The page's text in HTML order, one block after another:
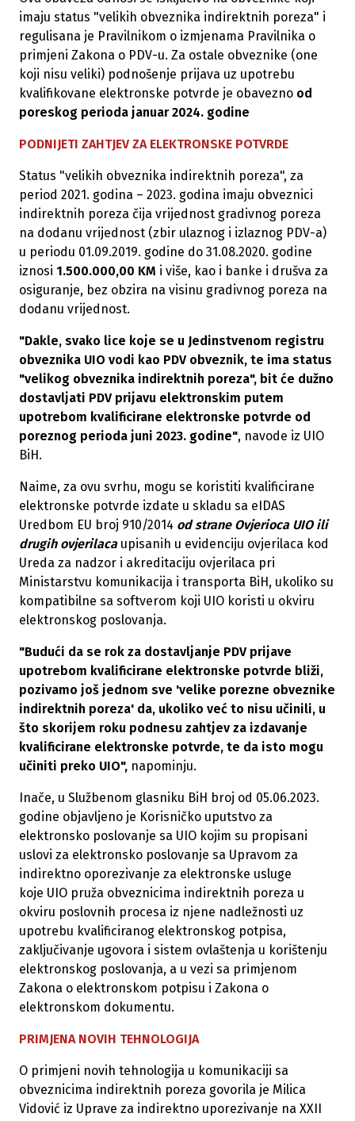
imaju status "velikih obveznika indirektnih poreza" i
regulisana je Pravilnikom o izmjenama Pravilnika o
primjeni Zakona o PDV-u. Za ostale obveznike (one
koji nisu veliki) podnošenje prijava uz upotrebu
kvalifikovane elektronske potvrde je obavezno od
poreskog perioda januar 2024. godine
PODNIJETI ZAHTJEV ZA ELEKTRONSKE POTVRDE
Status "velikih obveznika indirektnih poreza", za
period 2021. godina – 2023. godina imaju obveznici
indirektnih poreza čija vrijednost gradivnog poreza
na dodanu vrijednost (zbir ulaznog i izlaznog PDV-a)
u periodu 01.09.2019. godine do 31.08.2020. godine
iznosi 1.500.000,00 KM i više, kao i banke i drušva za
osiguranje, bez obzira na visinu gradivnog poreza na
dodanu vrijednost.
"Dakle, svako lice koje se u Jedinstvenom registru
obveznika UIO vodi kao PDV obveznik, te ima status
"velikog obveznika indirektnih poreza", bit će dužno
dostavljati PDV prijavu elektronskim putem
upotrebom kvalificirane elektronske potvrde od
poreznog perioda juni 2023. godine", navode iz UIO
BiH.
Naime, za ovu svrhu, mogu se koristiti kvalificirane
elektronske potvrde izdate u skladu sa eIDAS
Uredbom EU broj 910/2014 od strane Ovjerioca UIO ili
drugih ovjerilacaupisanih u evidenciju ovjerilaca kod
Ureda za nadzor i akreditaciju ovjerilaca pri
Ministarstvu komunikacija i transporta BiH, ukoliko su
kompatibilne sa softverom koji UIO koristi u okviru
elektronskog poslovanja.
"Budući da se rok za dostavljanje PDV prijave
upotrebom kvalificirane elektronske potvrde bliži,
pozivamo još jednom sve 'velike porezne obveznike
indirektnih poreza' da, ukoliko već to nisu učinili, u
što skorijem roku podnesu zahtjev za izdavanje
kvalificirane elektronske potvrde, te da isto mogu
učiniti preko UIO", napominju.
Inače, u Službenom glasniku BiH broj od 05.06.2023.
godine objavljeno je Korisničko uputstvo za
elektronsko poslovanje sa UIO kojim su propisani
uslovi za elektronsko poslovanje sa Upravom za
indirektno oporezivanje za elektronske usluge
koje UIO pruža obveznicima indirektnih poreza u
okviru poslovnih procesa iz njene nadležnosti uz
upotrebu kvalificiranog elektronskog potpisa,
zaključivanje ugovora i sistem ovlaštenja u korištenju
elektronskog poslovanja, a u vezi sa primjenom
Zakona o elektronskom potpisu i Zakona o
elektronskom dokumentu.
PRIMJENA NOVIH TEHNOLOGIJA
O primjeni novih tehnologija u komunikaciji sa
obveznicima indirektnih poreza​ govorila je Milica
Vidović iz Uprave za indirektno uporezivanje na XXII